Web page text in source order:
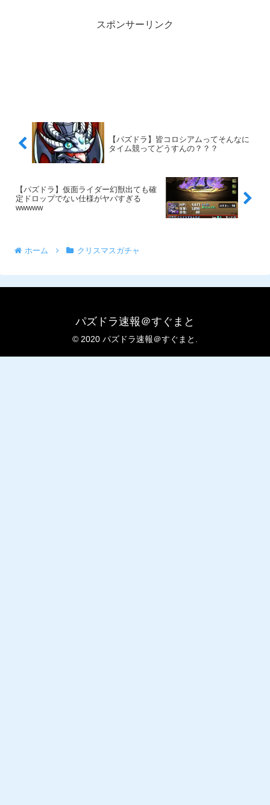
スポンサーリンク
【パズドラ】皆コロシアムってそんなに
タイム競ってどうすんの？？？
【パズドラ】仮面ライダー幻獣出ても確
定ドロップでない仕様がヤバすぎる
wwwww
ホーム クリスマスガチャ
パズドラ速報＠すぐまと
© 2020 パズドラ速報＠すぐまと.